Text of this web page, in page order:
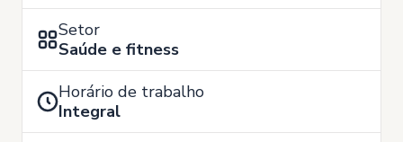
Setor
Saúde e fitness
Horário de trabalho
Integral